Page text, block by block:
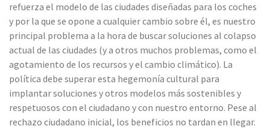
refuerza el modelo de las ciudades diseñadas para los coches
y por la que se opone a cualquier cambio sobre él, es nuestro
principal problema a la hora de buscar soluciones al colapso
actual de las ciudades (y a otros muchos problemas, como el
agotamiento de los recursos y el cambio climático). La
política debe superar esta hegemonía cultural para
implantar soluciones y otros modelos más sostenibles y
respetuosos con el ciudadano y con nuestro entorno. Pese al
rechazo ciudadano inicial, los beneficios no tardan en llegar.